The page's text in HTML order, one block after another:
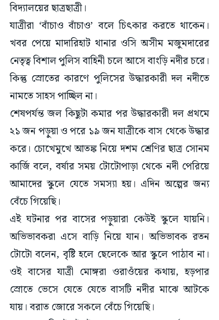
বিদ্যালয়ের ছাত্রছাত্রী।
যাত্রীরা ‘বাঁচাও বাঁচাও’ বলে চিৎকার করতে থাকেন।
খবর পেয়ে মাদারিহাট থানার ওসি অসীম মজুমদারের
নেতৃত্ব বিশাল পুলিস বাহিনী চলে আসে বাংড়ি নদীর চরে।
কিন্তু স্রোতের কারণে পুলিসের উদ্ধারকারী দল নদীতে
নামতে সাহস পাচ্ছিল না।
শেষপর্যন্ত জল কিছুটা কমার পর উদ্ধারকারী দল প্রথমে
২১ জন পড়ুয়া ও পরে ১৯ জন যাত্রীকে বাস থেকে উদ্ধার
করে। চোখেমুখে আতঙ্ক নিয়ে দশম শ্রেণির ছাত্র সোনম
কার্জি বলে, বর্ষার সময় টোটোপাড়া থেকে নদী পেরিয়ে
আমাদের স্কুলে যেতে সমস্যা হয়। এদিন অল্পের জন্য
বেঁচে গিয়েছি।
এই ঘটনার পর বাসের পড়ুয়ারা কেউই স্কুলে যায়নি।
অভিভাবকরা এসে বাড়ি নিয়ে যান। অভিভাবক রতন
টোটো বলেন, বৃষ্টি হলে ছেলেকে আর স্কুলে পাঠাব না।
ওই বাসের যাত্রী মোঙ্গরা ওরাওঁয়ের কথায়, হড়পার
স্রোতে ভেসে যেতে যেতে বাসটি নদীর মাঝে আটকে
যায়। বরাত জোরে সকলে বেঁচে গিয়েছি।